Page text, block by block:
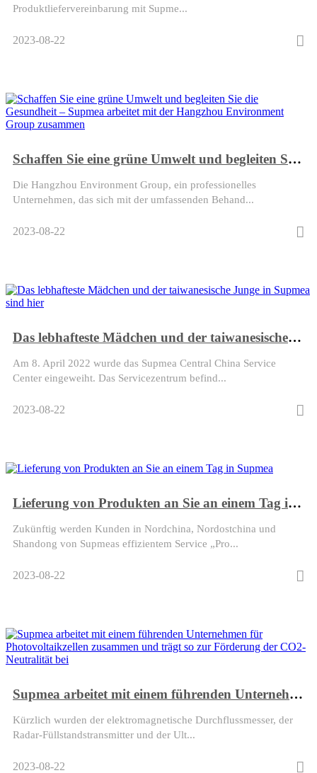
Produktliefervereinbarung mit Supme...
2023-08-22
Schaffen Sie eine grüne Umwelt und begleiten Sie die Gesundheit – Supmea arbeitet mit der Hangzhou Environment Group zusammen
Die Hangzhou Environment Group, ein professionelles
Unternehmen, das sich mit der umfassenden Behand...
2023-08-22
Das lebhafteste Mädchen und der taiwanesische Junge in Supmea sind hier
Am 8. April 2022 wurde das Supmea Central China Service
Center eingeweiht. Das Servicezentrum befind...
2023-08-22
Lieferung von Produkten an Sie an einem Tag in Supmea
Zukünftig werden Kunden in Nordchina, Nordostchina und
Shandong von Supmeas effizientem Service „Pro...
2023-08-22
Supmea arbeitet mit einem führenden Unternehmen für Photovoltaikzellen zusammen und trägt so zur Förderung der CO2-Neutralität bei
Kürzlich wurden der elektromagnetische Durchflussmesser, der
Radar-Füllstandstransmitter und der Ult...
2023-08-22